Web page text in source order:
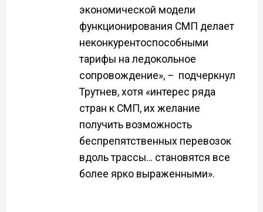
экономической модели
функционирования СМП делает
неконкурентоспособными
тарифы на ледокольное
сопровождение», – подчеркнул
Трутнев, хотя «интерес ряда
стран к СМП, их желание
получить возможность
беспрепятственных перевозок
вдоль трассы… становятся все
более ярко выраженными».